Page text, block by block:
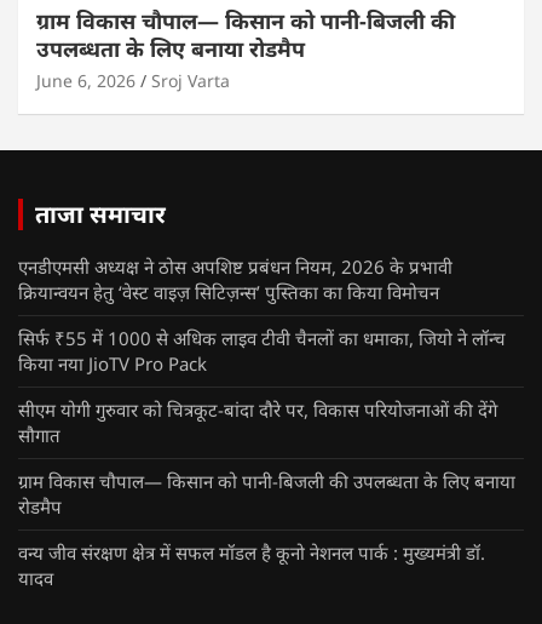
ग्राम विकास चौपाल— किसान को पानी-बिजली की
उपलब्धता के लिए बनाया रोडमैप
June 6, 2026 Sroj Varta
ताजा समाचार
एनडीएमसी अध्यक्ष ने ठोस अपशिष्ट प्रबंधन नियम, 2026 के प्रभावी
क्रियान्वयन हेतु ‘वेस्ट वाइज़ सिटिज़न्स’ पुस्तिका का किया विमोचन
सिर्फ ₹55 में 1000 से अधिक लाइव टीवी चैनलों का धमाका, जियो ने लॉन्च
किया नया JioTV Pro Pack
सीएम योगी गुरुवार को चित्रकूट-बांदा दौरे पर, विकास परियोजनाओं की देंगे
सौगात
ग्राम विकास चौपाल— किसान को पानी-बिजली की उपलब्धता के लिए बनाया
रोडमैप
वन्य जीव संरक्षण क्षेत्र में सफल मॉडल है कूनो नेशनल पार्क : मुख्यमंत्री डॉ.
यादव